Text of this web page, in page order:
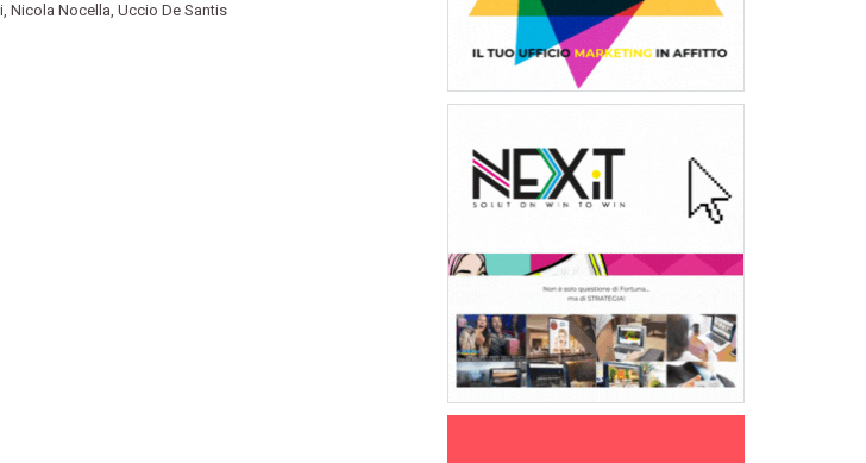
,Nicola Nocella,Uccio De Santis